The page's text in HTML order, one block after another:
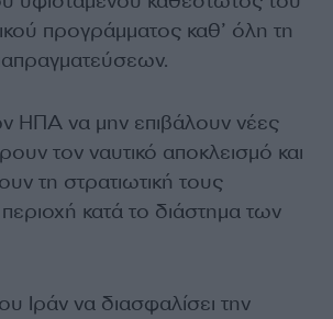
προγράμματος καθ’ όλη τη
ΗΠΑ να μην επιβάλουν νέες
τον ναυτικό αποκλεισμό και
τη στρατιωτική τους
κατά το διάστημα των
Ιράν να διασφαλίσει την